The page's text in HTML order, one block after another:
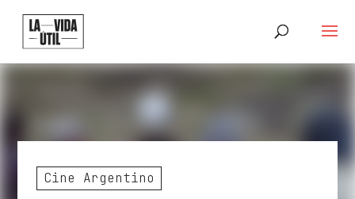
Cine Argentino